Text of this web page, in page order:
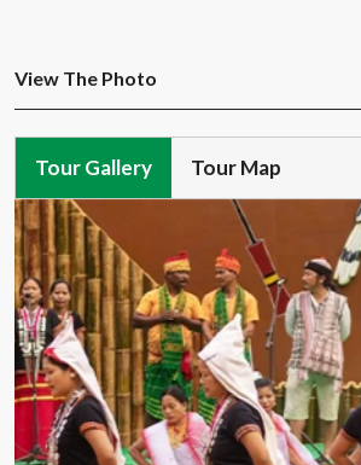
View The Photo
Tour Gallery Tour Map